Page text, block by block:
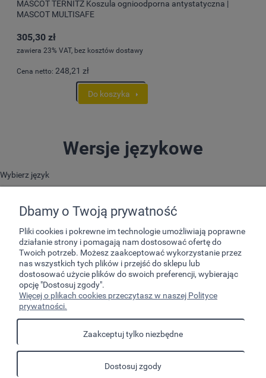
MASCOT TERNITZ Koszula ognioodporna antystatyczna |
MASCOT MULTISAFE
305,30 zł
zawiera 23% VAT, bez kosztów dostawy
Cena netto: 248,21 zł
Do koszyka
Wersje językowe
Wybierz język
Pomoc
Moje konto
Płatności i dostawa
Dbamy o Twoją prywatność
Pliki cookies i pokrewne im technologie umożliwiają poprawne
działanie strony i pomagają nam dostosować ofertę do
Twoich potrzeb. Możesz zaakceptować wykorzystanie przez
nas wszystkich tych plików i przejść do sklepu lub
dostosować użycie plików do swoich preferencji, wybierając
opcję "Dostosuj zgody".
Więcej o plikach cookies przeczytasz w naszej Polityce
prywatności.
Zaakceptuj tylko niezbędne
Dostosuj zgody